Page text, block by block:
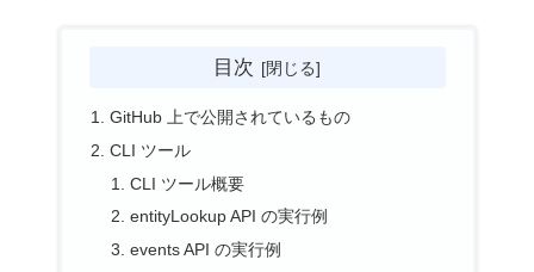
目次
GitHub 上で公開されているもの
CLI ツール
CLI ツール概要
entityLookup API の実行例
events API の実行例